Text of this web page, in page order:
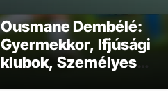
Ousmane Dembélé:
Gyermekkor, Ifjúsági
klubok, Személyes